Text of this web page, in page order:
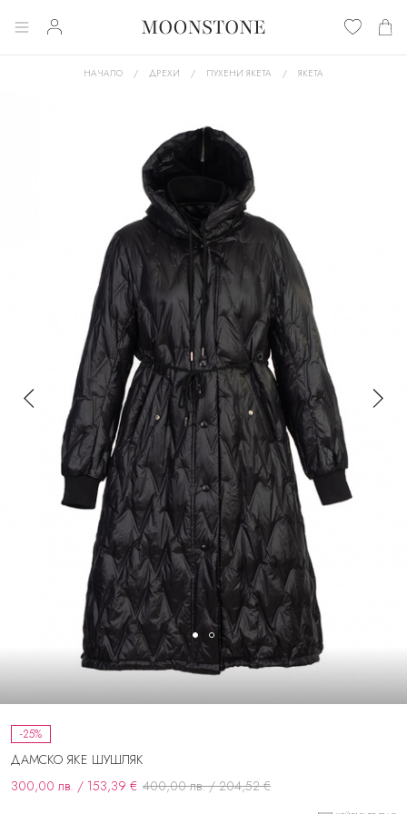
НАЧАЛО ДРЕХИ ПУХЕНИ ЯКЕТА ЯКЕТА
-25%
ДАМСКО ЯКЕ ШУШЛЯК
300,00 лв. / 153,39 € 400,00 лв. / 204,52 €